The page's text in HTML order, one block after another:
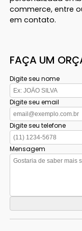
commerce, entre
em contato.
FAÇA UM
Digite seu nome
Digite seu email
Digite seu telefone
Mensagem